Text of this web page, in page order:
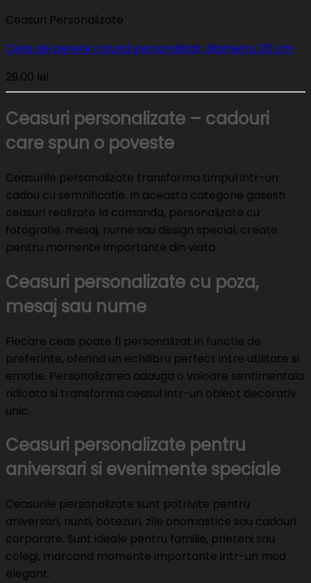
Ceasuri Personalizate
Ceas de perete rotund personalizat, diametru 20 cm
29.00 lei
Ceasuri personalizate – cadouri
care spun o poveste
Ceasurile personalizate transforma timpul intr-un
cadou cu semnificatie. In aceasta categorie gasesti
ceasuri realizate la comanda, personalizate cu
fotografie, mesaj, nume sau design special, create
pentru momente importante din viata.
Ceasuri personalizate cu poza,
mesaj sau nume
Fiecare ceas poate fi personalizat in functie de
preferinte, oferind un echilibru perfect intre utilitate si
emotie. Personalizarea adauga o valoare sentimentala
ridicata si transforma ceasul intr-un obiect decorativ
unic.
Ceasuri personalizate pentru
aniversari si evenimente speciale
Ceasurile personalizate sunt potrivite pentru
aniversari, nunti, botezuri, zile onomastice sau cadouri
corporate. Sunt ideale pentru familie, prieteni sau
colegi, marcand momente importante intr-un mod
elegant.